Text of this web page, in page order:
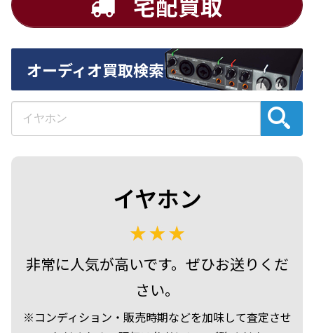
オーディオ買取検索
イヤホン
非常に人気が高いです。ぜひお送りくだ
さい。
※コンディション・販売時期などを加味して査定させ